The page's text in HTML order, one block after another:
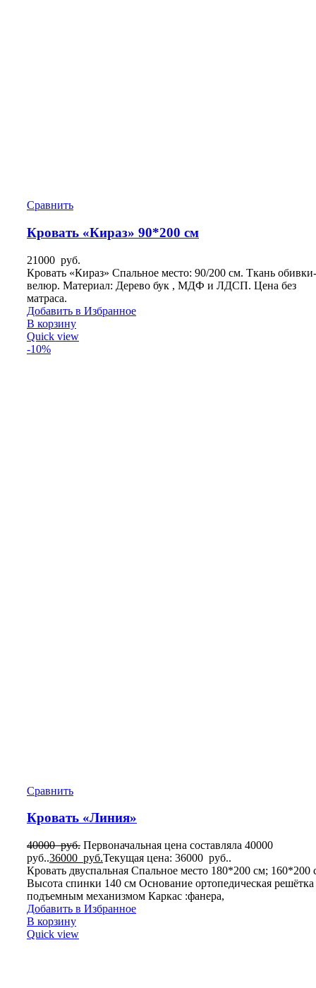
Сравнить
Кровать «Кираз» 90*200 см
21000 руб.
Кровать «Кираз» Спальное место: 90/200 см. Ткань обивки-
велюр. Материал: Дерево бук , МДФ и ЛДСП. Цена без
матраса.
Добавить в Избранное
В корзину
Quick view
-10%
Сравнить
Кровать «Линия»
40000руб. Первоначальная цена составляла 40000
руб..36000 руб.Текущая цена: 36000 руб..
Кровать двуспальная Спальное место 180*200 см; 160*200
Высота спинки 140 см Основание ортопедическая решётка
подъемным механизмом Каркас :фанера,
Добавить в Избранное
В корзину
Quick view